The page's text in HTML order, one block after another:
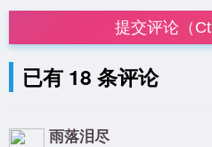
提交评论（
已有 18 条评论
雨落泪尽